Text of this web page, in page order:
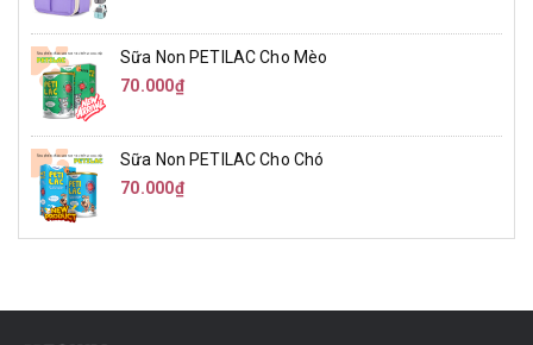
Sữa Non PETILAC Cho Mèo
70.000₫
Sữa Non PETILAC Cho Chó
70.000₫